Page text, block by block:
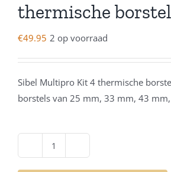
thermische
€49.95 2 op voorraad
Sibel Multipro Kit 4 thermische
borstels van 25 mm, 33 mm, 43
Sibel
Multipro